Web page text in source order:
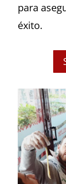
para
éxito.